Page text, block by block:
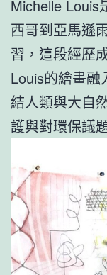
Michelle Louis
西哥到亞馬遜
習，這段經歷
Louis的繪畫融
結人類與大自
護與對環保議